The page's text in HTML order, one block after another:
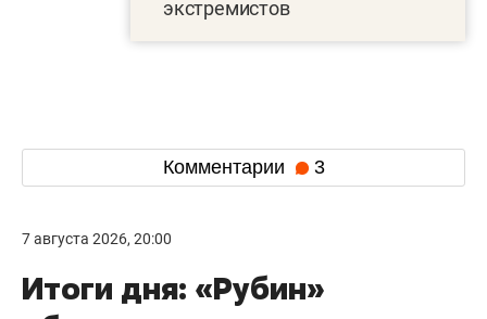
экстремистов
Комментарии 3
7 августа 2026, 20:00
Итоги дня: «Рубин»